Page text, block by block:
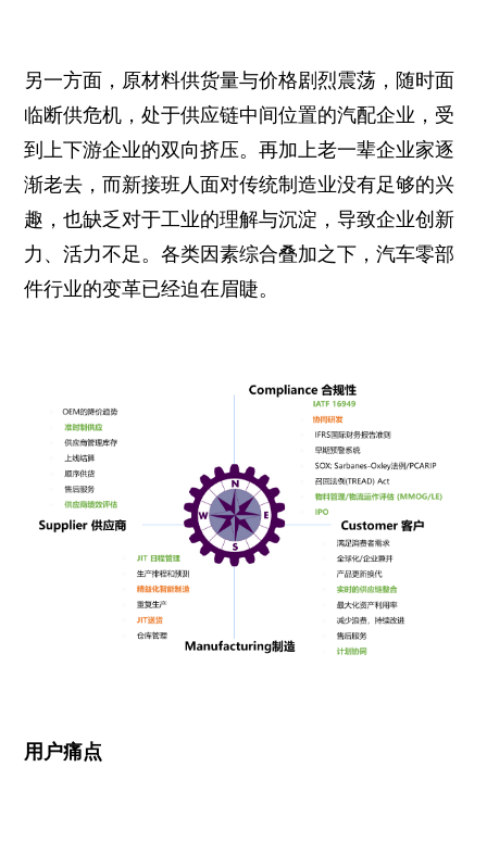
另一方面，原材料供货量与价格剧烈震荡，随时面
临断供危机，处于供应链中间位置的汽配企业，受
到上下游企业的双向挤压。再加上老一辈企业家逐
渐老去，而新接班人面对传统制造业没有足够的兴
趣，也缺乏对于工业的理解与沉淀，导致企业创新
力、活力不足。各类因素综合叠加之下，汽车零部
件行业的变革已经迫在眉睫。
用户痛点